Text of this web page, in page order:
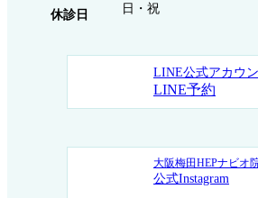
休診日 日・祝
LINE公式アカウ
LINE予約
大阪梅田HEPナビオ
公式Instagram